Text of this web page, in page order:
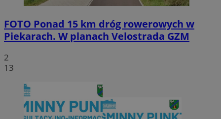
FOTO Ponad 15 km dróg rowerowych w
Piekarach. W planach Velostrada GZM
2
13